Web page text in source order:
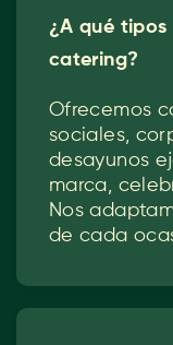
¿A qué
catering?
Ofrecemos
sociales,
desayunos
marca,
Nos
de cada